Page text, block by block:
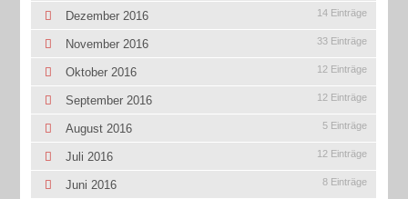
Dezember 2016 14 Einträge
November 2016 33 Einträge
Oktober 2016 12 Einträge
September 2016 12 Einträge
August 2016 5 Einträge
Juli 2016 12 Einträge
Juni 2016 8 Einträge